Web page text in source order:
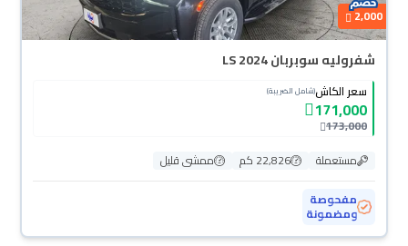
2,000
شفروليه سوبربان LS 2024
سعر الكاش(شامل الضريبة)
171,000
173,000
مستعملة
22,826 كم
ممشى قليل
مفحوصة
ومضمونة